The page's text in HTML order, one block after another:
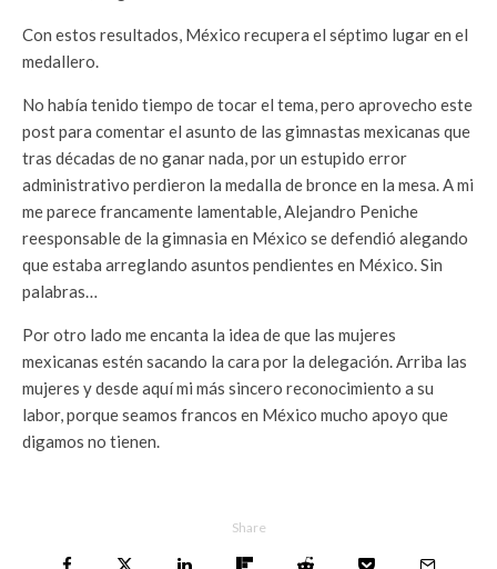
Con estos resultados, México recupera el séptimo lugar en el
medallero.
No había tenido tiempo de tocar el tema, pero aprovecho este
post para comentar el asunto de las gimnastas mexicanas que
tras décadas de no ganar nada, por un estupido error
administrativo perdieron la medalla de bronce en la mesa. A mi
me parece francamente lamentable, Alejandro Peniche
reesponsable de la gimnasia en México se defendió alegando
que estaba arreglando asuntos pendientes en México. Sin
palabras…
Por otro lado me encanta la idea de que las mujeres
mexicanas estén sacando la cara por la delegación. Arriba las
mujeres y desde aquí mi más sincero reconocimiento a su
labor, porque seamos francos en México mucho apoyo que
digamos no tienen.
Share